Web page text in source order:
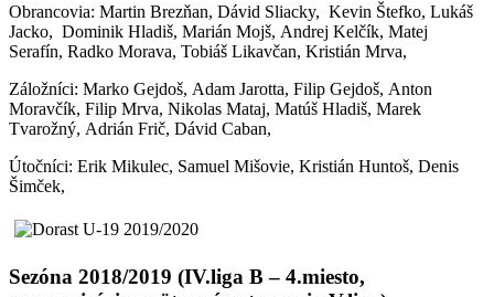
Obrancovia: Martin Brezňan, Dávid Sliacky, Kevin Štefko, Lukáš
Jacko, Dominik Hladiš, Marián Mojš, Andrej Kelčík, Matej
Serafín, Radko Morava, Tobiáš Likavčan, Kristián Mrva,
Záložníci: Marko Gejdoš, Adam Jarotta, Filip Gejdoš, Anton
Moravčík, Filip Mrva, Nikolas Mataj, Matúš Hladiš, Marek
Tvarožný, Adrián Frič, Dávid Caban,
Útočníci: Erik Mikulec, Samuel Mišovie, Kristián Huntoš, Denis
Šimček,
Sezóna 2018/2019 (IV.liga B – 4.miesto,